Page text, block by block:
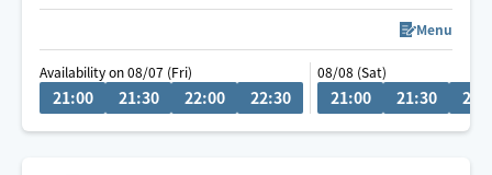
Menu
Availability on 08/07 (Fri)
21:00 21:30 22:00 22:30
08/08 (Sat)
21:00 21:30